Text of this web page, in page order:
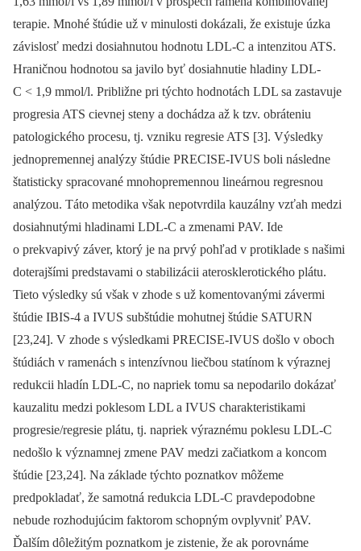
terapie. Mnohé štúdie už v minulosti dokázali, že existuje úzka
závislosť medzi dosiahnutou hodnotu LDL-C a intenzitou ATS.
Hraničnou hodnotou sa javilo byť dosiahnutie hladiny LDL-
C < 1,9 mmol/l. Približne pri týchto hodnotách LDL sa zastavuje
progresia ATS cievnej steny a dochádza až k tzv. obráteniu
patologického procesu, tj. vzniku regresie ATS [3]. Výsledky
jednopremennej analýzy štúdie PRECISE-IVUS boli následne
štatisticky spracované mnohopremennou lineárnou regresnou
analýzou. Táto metodika však nepotvrdila kauzálny vzťah medzi
dosiahnutými hladinami LDL-C a zmenami PAV. Ide
o prekvapivý záver, ktorý je na prvý pohľad v protiklade s našimi
doterajšími predstavami o stabilizácii aterosklerotického plátu.
Tieto výsledky sú však v zhode s už komentovanými závermi
štúdie IBIS-4 a IVUS subštúdie mohutnej štúdie SATURN
[23,24]. V zhode s výsledkami PRECISE-IVUS došlo v oboch
štúdiách v ramenách s intenzívnou liečbou statínom k výraznej
redukcii hladín LDL-C, no napriek tomu sa nepodarilo dokázať
kauzalitu medzi poklesom LDL a IVUS charakteristikami
progresie/regresie plátu, tj. napriek výraznému poklesu LDL-C
nedošlo k významnej zmene PAV medzi začiatkom a koncom
štúdie [23,24]. Na základe týchto poznatkov môžeme
predpokladať, že samotná redukcia LDL-C pravdepodobne
nebude rozhodujúcim faktorom schopným ovplyvniť PAV.
Ďalším dôležitým poznatkom je zistenie, že ak porovnáme